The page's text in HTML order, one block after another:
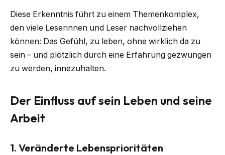
Diese Erkenntnis führt zu einem Themenkomplex,
den viele Leserinnen und Leser nachvollziehen
können: Das Gefühl, zu leben, ohne wirklich da zu
sein – und plötzlich durch eine Erfahrung gezwungen
zu werden, innezuhalten.
Der Einfluss auf sein Leben und seine
Arbeit
1. Veränderte Lebensprioritäten